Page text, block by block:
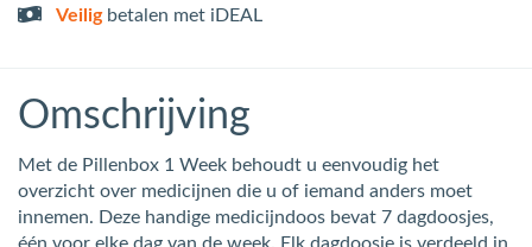
Veiligbetalen met iDEAL
Omschrijving
Met de Pillenbox 1 Week behoudt u eenvoudig het
overzicht over medicijnen die u of iemand anders moet
innemen. Deze handige medicijndoos bevat 7 dagdoosjes,
één voor elke dag van de week. Elk dagdoosje is verdeeld in